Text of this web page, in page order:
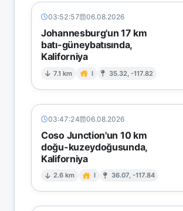
03:52:57 06.08.2026
Johannesburg'un 17 km
batı-güneybatısında,
Kaliforniya
7.1 km I 35.32, -117.82
03:47:24 06.08.2026
Coso Junction'un 10 km
doğu-kuzeydoğusunda,
Kaliforniya
2.6 km I 36.07, -117.84